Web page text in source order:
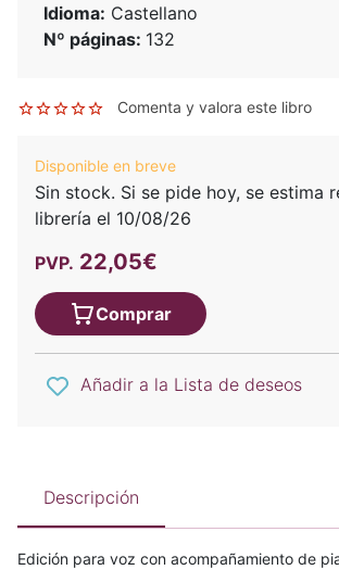
Idioma: Castellano
Nº páginas: 132
Comenta y valora este libro
Disponible en breve
Sin stock. Si se pide hoy, se estima
librería el 10/08/26
PVP. 22,05€
Comprar
Añadir a la Lista de deseos
Descripción
Edición para voz con acompañamiento de